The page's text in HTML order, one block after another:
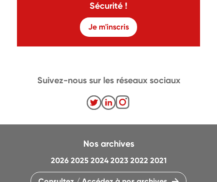
Sécurité !
Je m'inscris
Nos archives
2026 2025 2024 2023 2022 2021
Suivez-nous sur les réseaux sociaux